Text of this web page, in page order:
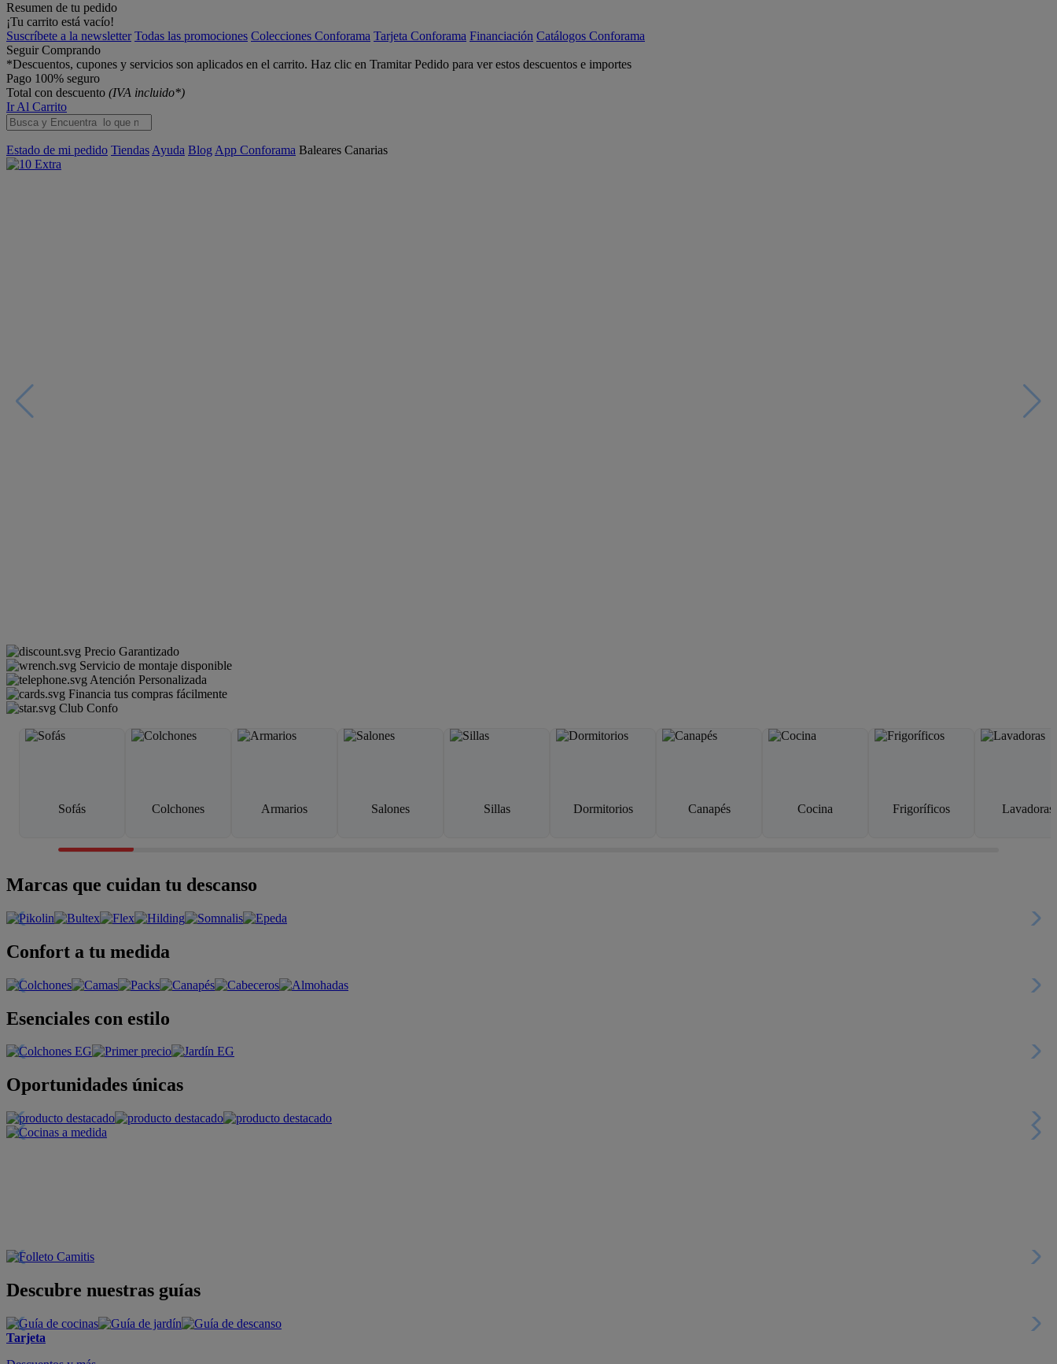
Resumen de tu pedido
¡Tu carrito está vacío!
Suscríbete a la newsletter Todas las promociones Colecciones Conforama Tarjeta Conforama Financiación Catálogos Conforama
Seguir Comprando
*Descuentos, cupones y servicios son aplicados en el carrito. Haz clic en Tramitar Pedido para ver estos descuentos e importes
Pago 100% seguro
Total con descuento (IVA incluido*)
Ir Al Carrito
Estado de mi pedido Tiendas Ayuda Blog App Conforama Baleares Canarias
Precio Garantizado
Servicio de montaje disponible
Atención Personalizada
Financia tus compras fácilmente
Club Confo
Sofás Colchones Armarios Salones Sillas Dormitorios Canapés Cocina Frigoríficos Lavadoras
Marcas que cuidan tu descanso
Confort a tu medida
Esenciales con estilo
Oportunidades únicas
Descubre nuestras guías
Tarjeta